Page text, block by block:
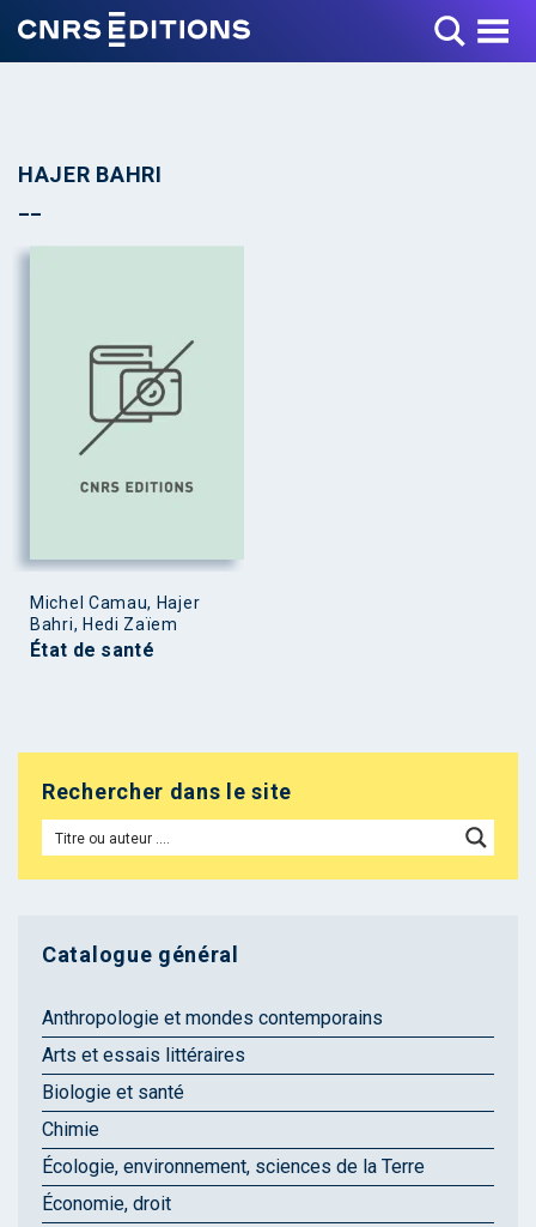
Toggle Menu
HAJER BAHRI
Michel Camau, Hajer
Bahri, Hedi Zaïem
État de santé
Rechercher dans le site
Catalogue général
Anthropologie et mondes contemporains
Arts et essais littéraires
Biologie et santé
Chimie
Écologie, environnement, sciences de la Terre
Économie, droit